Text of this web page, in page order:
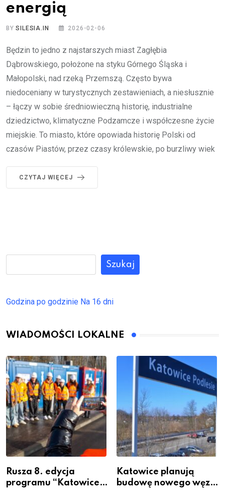
energią
BYSILESIA.IN 2026-02-06
Będzin to jedno z najstarszych miast Zagłębia
Dąbrowskiego, położone na styku Górnego Śląska i
Małopolski, nad rzeką Przemszą. Często bywa
niedoceniany w turystycznych zestawieniach, a niesłusznie
– łączy w sobie średniowieczną historię, industrialne
dziedzictwo, klimatyczne Podzamcze i współczesne życie
miejskie. To miasto, które opowiada historię Polski od
czasów Piastów, przez czasy królewskie, po burzliwy wiek
CZYTAJ WIĘCEJ
Szukaj
Godzina po godzinie Na 16 dni
WIADOMOŚCI LOKALNE
Rusza 8. edycja
programu “Katowice
Katowice planują
budowę nowego węzła